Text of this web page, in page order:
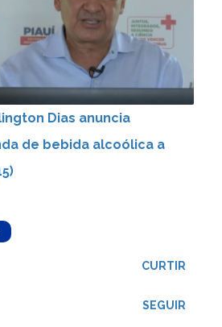
Dias anuncia
de bebida alcoólica a
CURTIR
SEGUIR